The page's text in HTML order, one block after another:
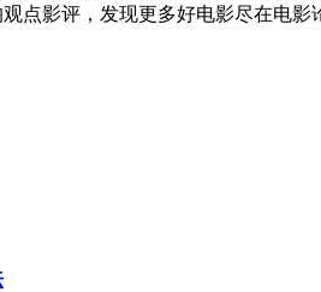
点影评，发现更多好电影尽在电影